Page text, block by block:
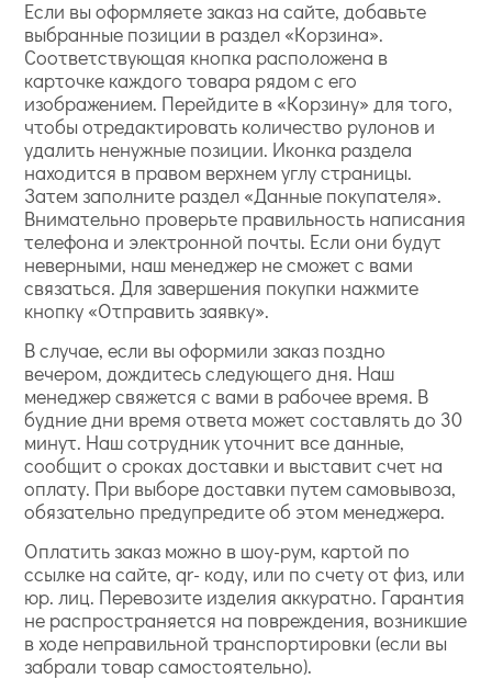
Если вы оформляете заказ на сайте, добавьте
выбранные позиции в раздел «Корзина».
Соответствующая кнопка расположена в
карточке каждого товара рядом с его
изображением. Перейдите в «Корзину» для того,
чтобы отредактировать количество рулонов и
удалить ненужные позиции. Иконка раздела
находится в правом верхнем углу страницы.
Затем заполните раздел «Данные покупателя».
Внимательно проверьте правильность написания
телефона и электронной почты. Если они будут
неверными, наш менеджер не сможет с вами
связаться. Для завершения покупки нажмите
кнопку «Отправить заявку».
В случае, если вы оформили заказ поздно
вечером, дождитесь следующего дня. Наш
менеджер свяжется с вами в рабочее время. В
будние дни время ответа может составлять до 30
минут. Наш сотрудник уточнит все данные,
сообщит о сроках доставки и выставит счет на
оплату. При выборе доставки путем самовывоза,
обязательно предупредите об этом менеджера.
Оплатить заказ можно в шоу-рум, картой по
ссылке на сайте, qr- коду, или по счету от физ, или
юр. лиц. Перевозите изделия аккуратно. Гарантия
не распространяется на повреждения, возникшие
в ходе неправильной транспортировки (если вы
забрали товар самостоятельно).